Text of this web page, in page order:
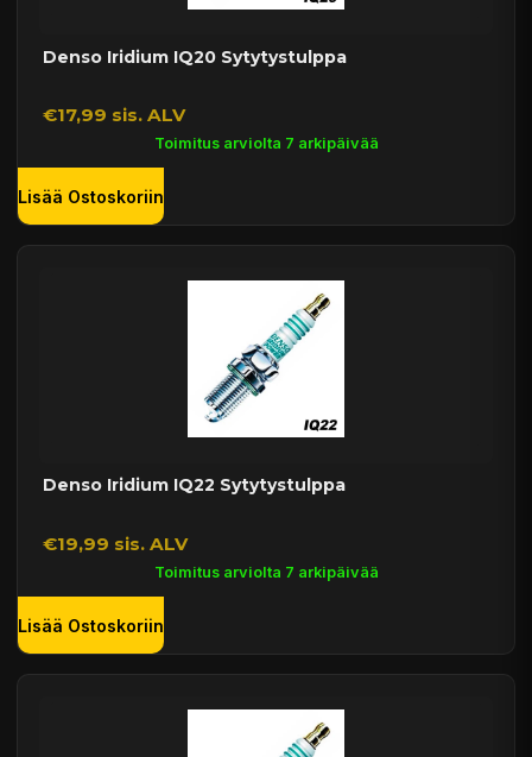
Denso Iridium IQ20 Sytytystulppa
€17,99 sis. ALV
Toimitus arviolta 7 arkipäivää
Lisää Ostoskoriin
Denso Iridium IQ22 Sytytystulppa
€19,99 sis. ALV
Toimitus arviolta 7 arkipäivää
Lisää Ostoskoriin